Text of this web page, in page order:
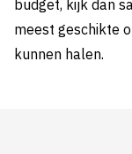
budget, kijk dan
meest geschikte
kunnen halen.